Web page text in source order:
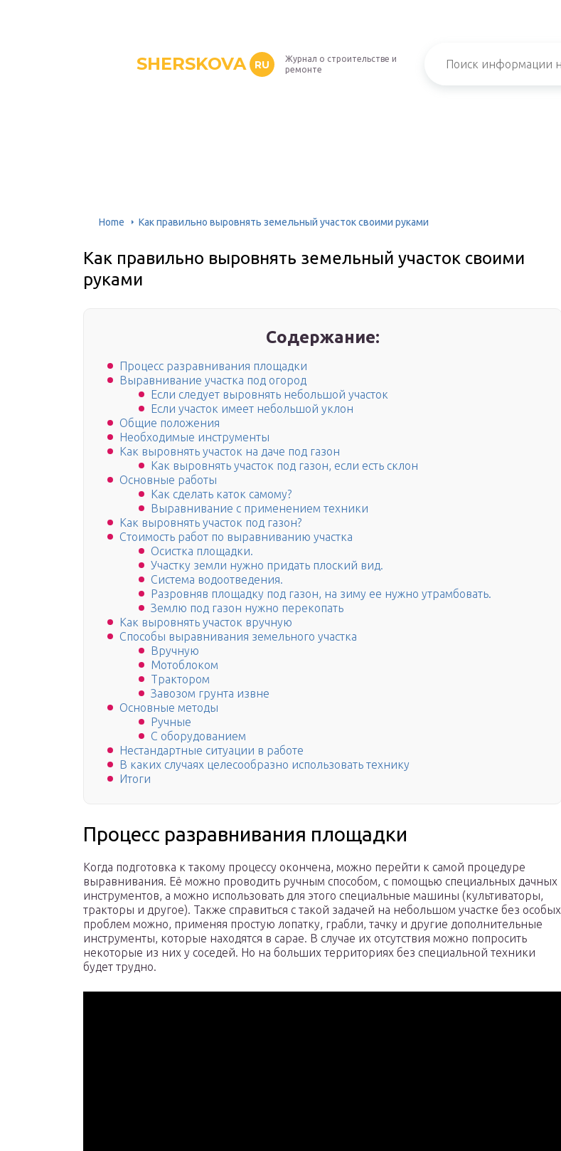
SHERSKOVA RU
Журнал о строительстве и
ремонте
Home Как правильно выровнять земельный участок своими руками
Как правильно выровнять земельный участок своими
руками
Содержание:
Процесс разравнивания площадки
Выравнивание участка под огород
Если следует выровнять небольшой участок
Если участок имеет небольшой уклон
Общие положения
Необходимые инструменты
Как выровнять участок на даче под газон
Как выровнять участок под газон, если есть склон
Основные работы
Как сделать каток самому?
Выравнивание с применением техники
Как выровнять участок под газон?
Стоимость работ по выравниванию участка
Осистка площадки.
Участку земли нужно придать плоский вид.
Система водоотведения.
Разровняв площадку под газон, на зиму ее нужно утрамбовать.
Землю под газон нужно перекопать
Как выровнять участок вручную
Способы выравнивания земельного участка
Вручную
Мотоблоком
Трактором
Завозом грунта извне
Основные методы
Ручные
С оборудованием
Нестандартные ситуации в работе
В каких случаях целесообразно использовать технику
Итоги
Процесс разравнивания площадки
Когда подготовка к такому процессу окончена, можно перейти к самой процедуре
выравнивания. Её можно проводить ручным способом, с помощью специальных дачных
инструментов, а можно использовать для этого специальные машины (культиваторы,
тракторы и другое). Также справиться с такой задачей на небольшом участке без особых
проблем можно, применяя простую лопатку, грабли, тачку и другие дополнительные
инструменты, которые находятся в сарае. В случае их отсутствия можно попросить
некоторые из них у соседей. Но на больших территориях без специальной техники
будет трудно.